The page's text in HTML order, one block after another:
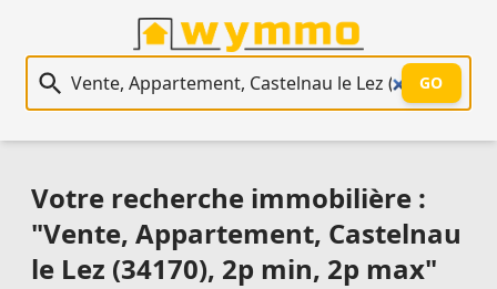
Recherche immobilière
GO
Votre recherche immobilière :
"Vente, Appartement, Castelnau
le Lez (34170), 2p min, 2p max"